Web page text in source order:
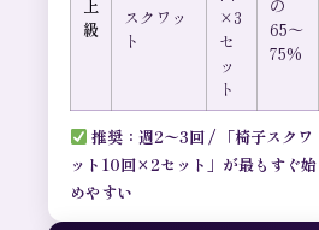
級
スクワッ
ト
×3
セ
ッ
ト
65〜
75%
推奨：週2〜3回 / 「椅子スクワ
ット10回×2セット」が最もすぐ始
めやすい